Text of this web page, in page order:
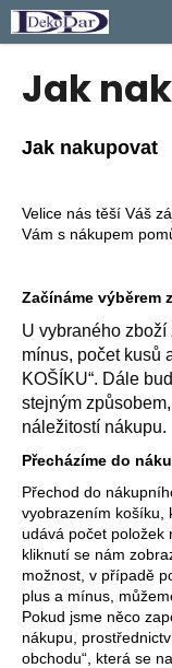
Přejít
na
obsah
Jak
Jak nakupovat
Velice nás těší Váš
Vám s nákupem
Začínáme výběrem
U vybraného
mínus, počet kusů
KOŠÍKU“. Dále
stejným
náležitostí nákupu.
Přecházíme do
Přechod do
vyobrazením košíku,
udává počet položek
kliknutí se nám
možnost, v případě
plus a mínus,
Pokud jsme něco
nákupu,
obchodu“, která se
K
o
o
o
t
e
b
u
j
e
t
e
n
a
j
í
t
?